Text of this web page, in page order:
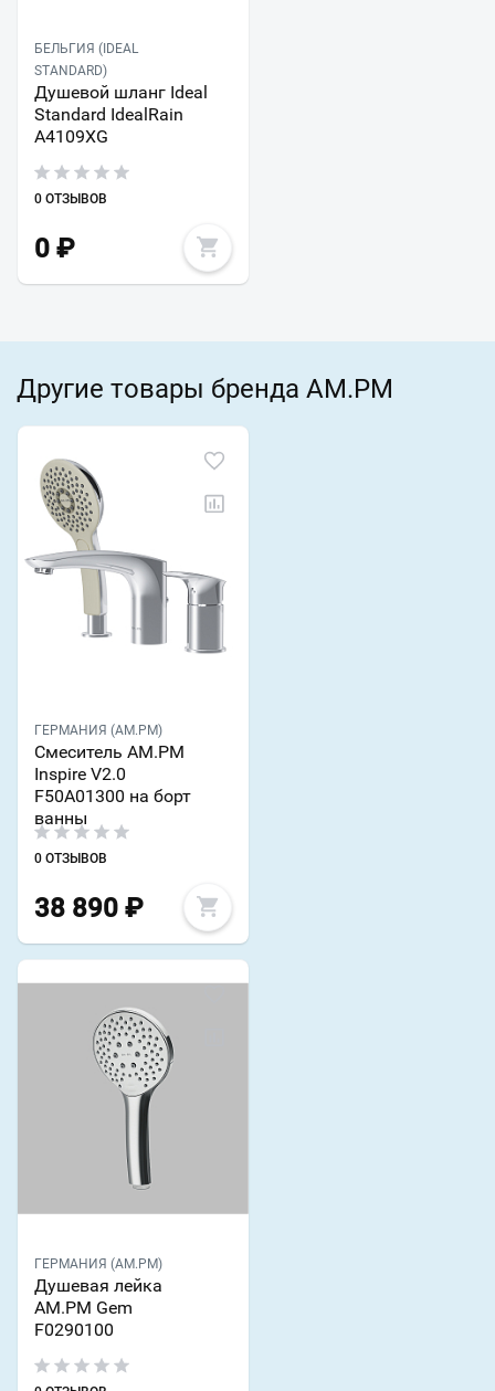
БЕЛЬГИЯ (IDEAL
STANDARD)
Душевой шланг Ideal
Standard IdealRain
A4109XG
0 ОТЗЫВОВ
0 ₽
Другие товары бренда AM.PM
ГЕРМАНИЯ (AM.PM)
Смеситель AM.PM
Inspire V2.0
F50A01300 на борт
ванны
0 ОТЗЫВОВ
38 890 ₽
ГЕРМАНИЯ (AM.PM)
Душевая лейка
AM.PM Gem
F0290100